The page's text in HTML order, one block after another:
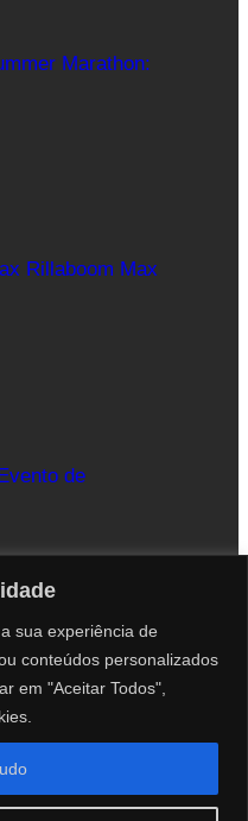
sua experiência de
conteúdos personalizados
em "Aceitar Todos",
Marathon:
Rillaboom Max
de